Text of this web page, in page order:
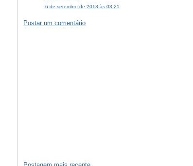
6 de setembro de 2018 às 03:21
Postar um comentário